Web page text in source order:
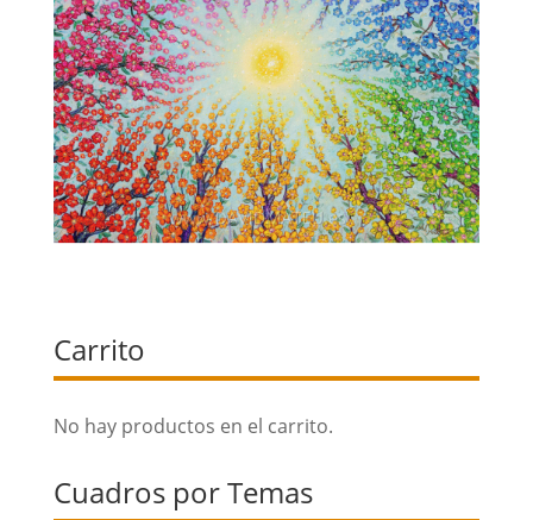
Carrito
No hay productos en el carrito.
Cuadros por Temas